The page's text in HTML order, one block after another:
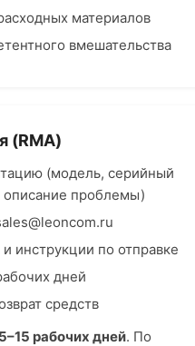
материалов
вмешательства
(RMA)
(модель, серийный
описание проблемы)
инструкции по отправке
дней
средств
5–15 рабочих дней. По